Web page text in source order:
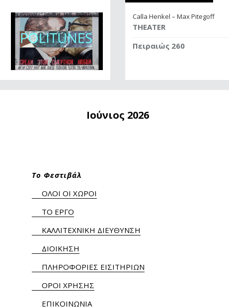
Calla Henkel – Max Pitegoff
THEATER
Πειραιώς 260
Ιούνιος 2026
Το Φεστιβάλ
ΟΛΟΙ ΟΙ ΧΩΡΟΙ
ΤΟ ΕΡΓΟ
ΚΑΛΛΙΤΕΧΝΙΚΗ ΔΙΕΥΘΥΝΣΗ
ΔΙΟΙΚΗΣΗ
ΠΛΗΡΟΦΟΡΙΕΣ ΕΙΣΙΤΗΡΙΩΝ
ΟΡΟΙ ΧΡΗΣΗΣ
ΕΠΙΚΟΙΝΩΝΙΑ